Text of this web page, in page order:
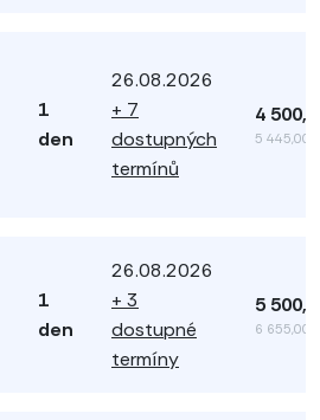
1
den
26.08.2026
+ 7
dostupných
termínů
4
5 445,00
1
den
26.08.2026
+ 3
dostupné
termíny
5
6 655,00